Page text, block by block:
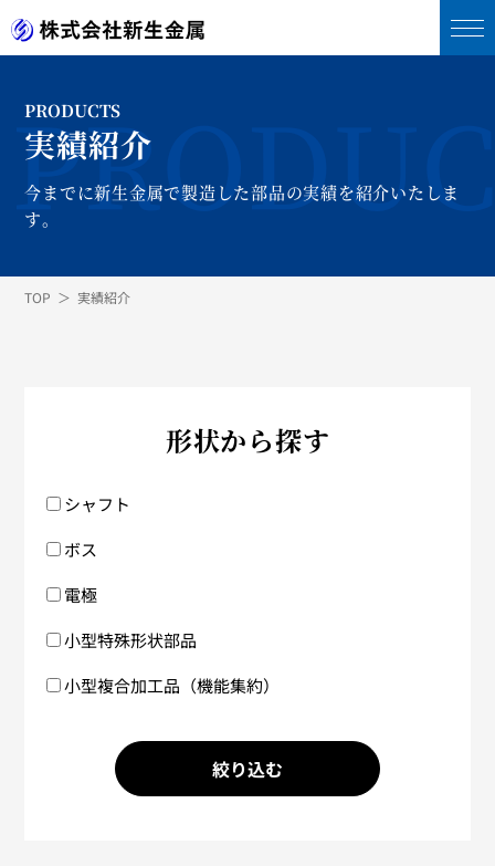
PRODUCTS
実績紹介
今までに新生金属で製造した部品の実績を紹介いたしま
す。
TOP 実績紹介
形状から探す
シャフト
ボス
電極
小型特殊形状部品
小型複合加工品（機能集約）